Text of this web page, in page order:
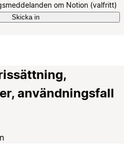
om Notion (valfritt)
Skicka in
användningsfall